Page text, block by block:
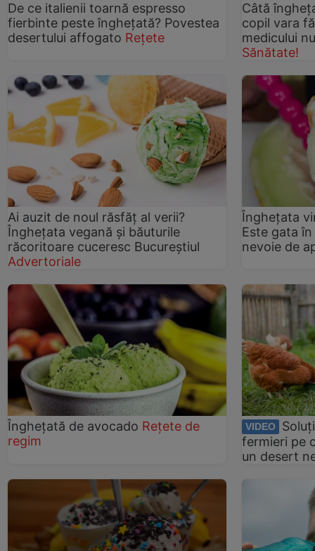
De ce italienii toarnă espresso
fierbinte peste înghețată? Povestea
desertului affogato Rețete
Câtă
copil vara
medicului
Sănătate!
Ai auzit de noul răsfăț al verii?
Înghețata vegană și băuturile
răcoritoare cuceresc Bucureștiul
Advertoriale
Înghețata
Este gata
nevoie de
Înghețată de avocado Rețete de
regim
VIDEO
fermieri pe
un desert